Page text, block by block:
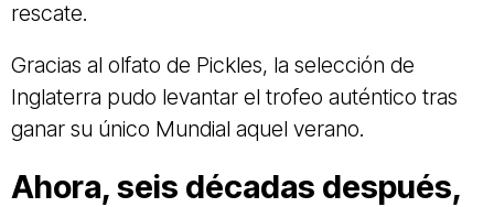
rescate.
Gracias al olfato de Pickles, la selección de
Inglaterra pudo levantar el trofeo auténtico tras
ganar su único Mundial aquel verano.
Ahora, seis décadas después,